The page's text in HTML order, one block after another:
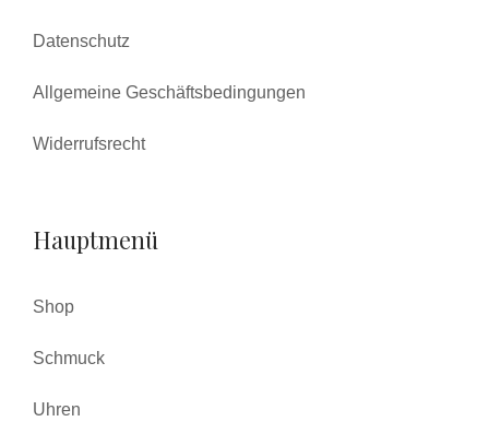
Datenschutz
Allgemeine Geschäftsbedingungen
Widerrufsrecht
Hauptmenü
Shop
Schmuck
Uhren